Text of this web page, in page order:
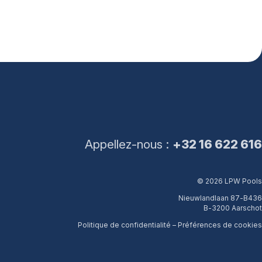
Appellez-nous : +32 16 622 616
© 2026 LPW Pools
Nieuwlandlaan 87-B436
B-3200 Aarschot
Politique de confidentialité – Préférences de cookies